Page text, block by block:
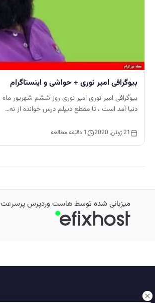
بیوگرافی امیر نوری + حواشی و اینستاگرام
دنیا آمد است ، تا مقطع دیپلم درس خوانده از نه…
21 ژوئن, 2020 1 دقیقه مطالعه
میزبانی شده توسطهاست وردپرس پرسرعت